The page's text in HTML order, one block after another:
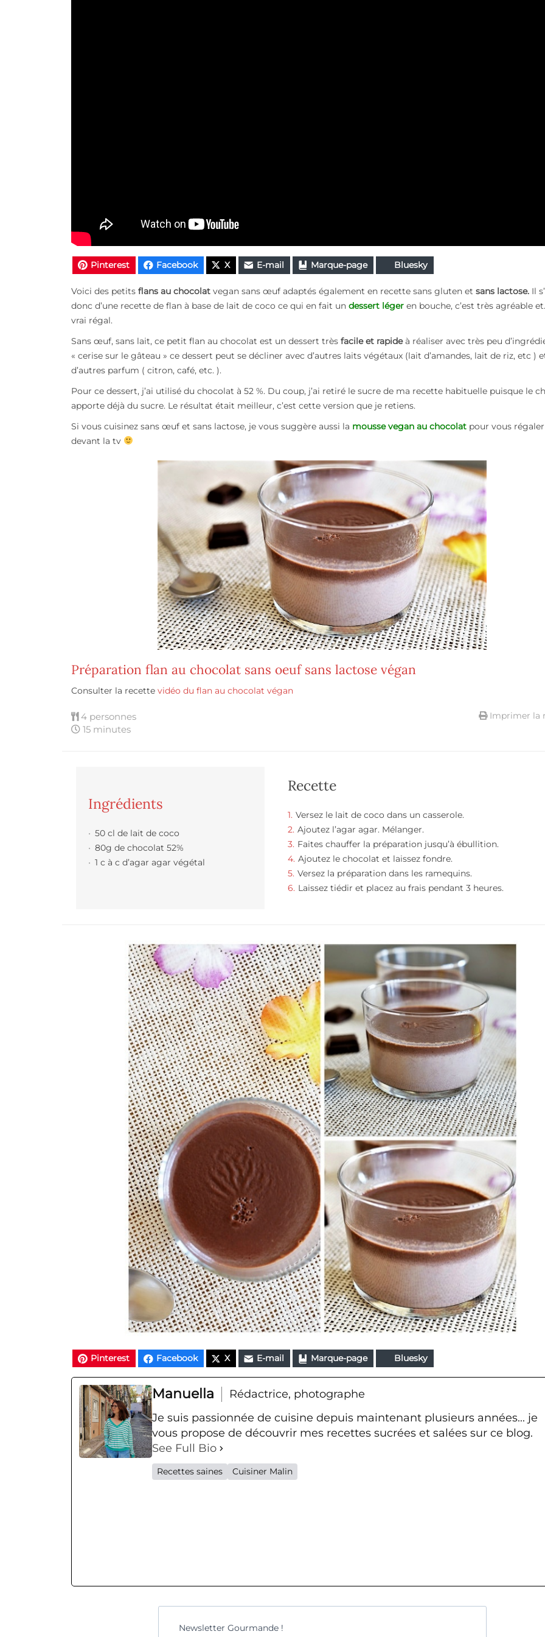
Pinterest Facebook X E-mail Marque-page Bluesky
Voici des petits flans au chocolat vegan sans œuf adaptés également en recette sans gluten et sans lactose. Il
donc d’une recette de flan à base de lait de coco ce qui en fait un dessert léger en bouche, c’est très agréable
vrai régal.
Sans œuf, sans lait, ce petit flan au chocolat est un dessert très facile et rapideà réaliser avec très peu
« cerise sur le gâteau » ce dessert peut se décliner avec d’autres laits végétaux (lait d’amandes, lait de riz, etc )
d’autres parfum ( citron, café, etc. ).
Pour ce dessert, j’ai utilisé du chocolat à 52 %. Du coup, j’ai retiré le sucre de ma recette habituelle puisque le
apporte déjà du sucre. Le résultat était meilleur, c’est cette version que je retiens.
Si vous cuisinez sans œuf et sans lactose, je vous suggère aussi la mousse vegan au chocolat pour vous régaler
devant la tv
Préparation flan au chocolat sans oeuf sans lactose végan
Consulter la recette vidéo du flan au chocolat végan
4 personnes
15 minutes
Imprimer la
Ingrédients
50 cl de lait de coco
80g de chocolat 52%
1 c à c d’agar agar végétal
Recette
Versez le lait de coco dans un casserole.
Ajoutez l’agar agar. Mélanger.
Faites chauffer la préparation jusqu’à ébullition.
Ajoutez le chocolat et laissez fondre.
Versez la préparation dans les ramequins.
Laissez tiédir et placez au frais pendant 3 heures.
Pinterest Facebook X E-mail Marque-page Bluesky
Manuella
Rédactrice, photographe
Je suis passionnée de cuisine depuis maintenant plusieurs années... je
vous propose de découvrir mes recettes sucrées et salées sur ce blog.
See Full Bio
Recettes saines Cuisiner Malin
Newsletter Gourmande !